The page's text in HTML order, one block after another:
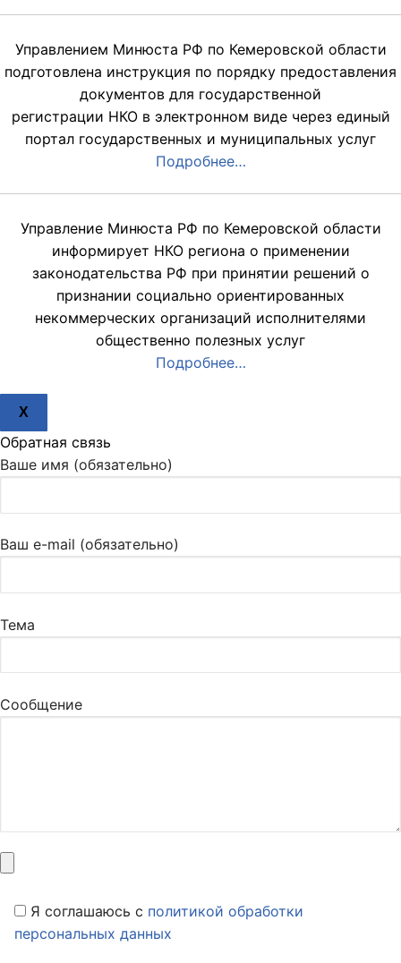
Управлением Минюста РФ по Кемеровской области
подготовлена инструкция по порядку предоставления
документов для государственной
регистрации НКО в электронном виде через единый
портал государственных и муниципальных услуг
Подробнее…
Управление Минюста РФ по Кемеровской области
информирует НКО региона о применении
законодательства РФ при принятии решений о
признании социально ориентированных
некоммерческих организаций исполнителями
общественно полезных услуг
Подробнее…
X
Обратная связь
Ваше имя (обязательно)
Ваш e-mail (обязательно)
Тема
Сообщение
Я соглашаюсь c политикой обработки
персональных данных